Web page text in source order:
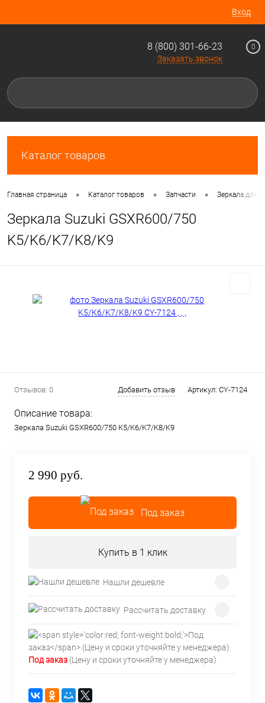
Вход
8 (800) 301-66-23
Заказать звонок
0
Каталог товаров
Главная страница • Каталог товаров • Запчасти • Зеркала для
Зеркала Suzuki GSXR600/750
K5/K6/K7/K8/K9
Отзывов: 0 Добавить отзыв Артикул: CY-7124
Описание товара:
Зеркала Suzuki GSXR600/750 K5/K6/K7/K8/K9
2 990 руб.
Под заказ
Купить в 1 клик
Нашли дешевле
Рассчитать доставку
Под заказ (Цену и сроки уточняйте у менеджера)